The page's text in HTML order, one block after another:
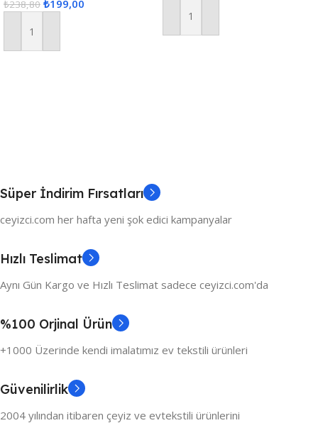
₺238,80 ₺199,00
Sepete Ekle
Sepete Ekle
Süper İndirim Fırsatları
ceyizci.com her hafta yeni şok edici kampanyalar
Hızlı Teslimat
Aynı Gün Kargo ve Hızlı Teslimat sadece ceyizci.com'da
%100 Orjinal Ürün
+1000 Üzerinde kendi imalatımız ev tekstili ürünleri
Güvenilirlik
2004 yılından itibaren çeyiz ve evtekstili ürünlerini